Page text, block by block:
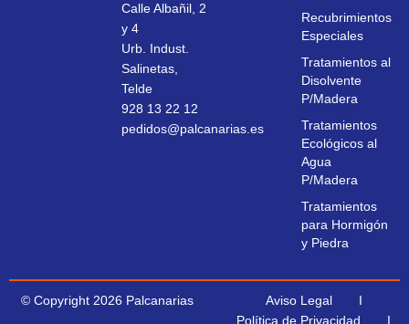
Calle Albañil, 2
y 4
Urb. Indust.
Salinetas,
Telde
928 13 22 12
pedidos@palcanarias.es
Recubrimientos
Especiales
Tratamientos al
Disolvente
P/Madera
Tratamientos
Ecológicos al
Agua
P/Madera
Tratamientos
para Hormigón
y Piedra
© Copyright 2026 Palcanarias Aviso Legal
I
Política de Privacidad
I